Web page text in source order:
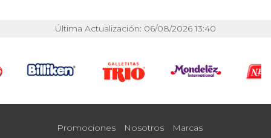
Última Actualización: 06/08/2026 13:40
Promociones Nosotros Marcas